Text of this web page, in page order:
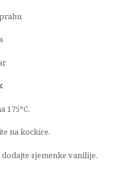
175°C.
na kockice.
sjemenke vanilije.